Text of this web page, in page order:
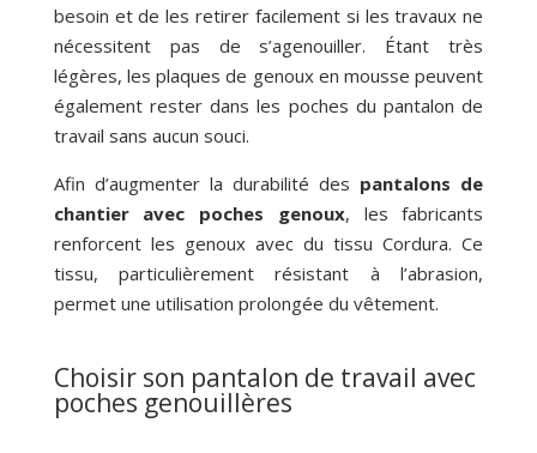
besoin et de les retirer facilement si les travaux ne
nécessitent pas de s’agenouiller. Étant très
légères, les plaques de genoux en mousse peuvent
également rester dans les poches du pantalon de
travail sans aucun souci.
Afin d’augmenter la durabilité des pantalons de
chantier avec poches genoux, les fabricants
renforcent les genoux avec du tissu Cordura. Ce
tissu, particulièrement résistant à l’abrasion,
permet une utilisation prolongée du vêtement.
Choisir son pantalon de travail avec
poches genouillères